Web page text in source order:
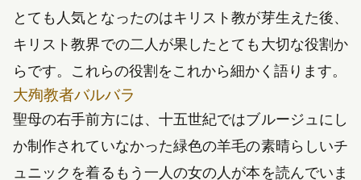
とても人気となったのはキリスト教が芽生えた後、
キリスト教界での二人が果したとても大切な役割か
らです。これらの役割をこれから細かく語ります。
大殉教者バルバラ
聖母の右手前方には、十五世紀ではブルージュにし
か制作されていなかった緑色の羊毛の素晴らしいチ
ュニックを着るもう一人の女の人が本を読んでいま